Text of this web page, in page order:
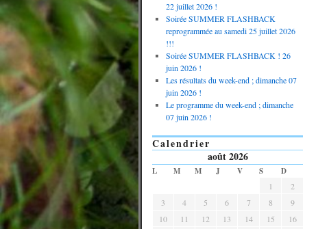
22 juillet 2026 !
Soirée SUMMER FLASHBACK
reprogrammée au samedi 25 juillet 2026
!!!
Soirée SUMMER FLASHBACK ! 26
juin 2026 !
Les résultats du week-end ; dimanche 07
juin 2026 !
Le programme du week-end ; dimanche
07 juin 2026 !
Calendrier
août 2026
L M M J V S
D
1
2
3
4 5 6 7 8
9
10
11 12 13 14 15
16